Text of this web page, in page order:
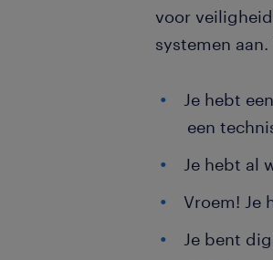
voor
systemen
Je hebt
een
Je hebt al
Vroem! Je
Je bent